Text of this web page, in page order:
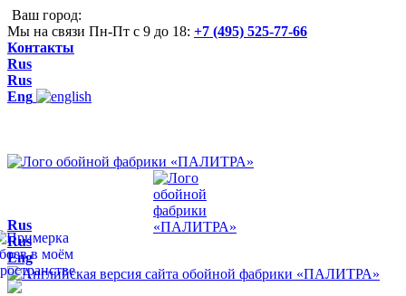
Ваш город:
Мы на связи Пн-Пт с 9 до 18: +7 (495) 525-77-66
Контакты
Rus
Rus
Eng
Rus
Rus
Eng